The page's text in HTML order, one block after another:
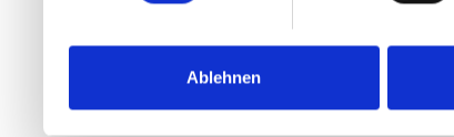
Ablehnen
will find
It is